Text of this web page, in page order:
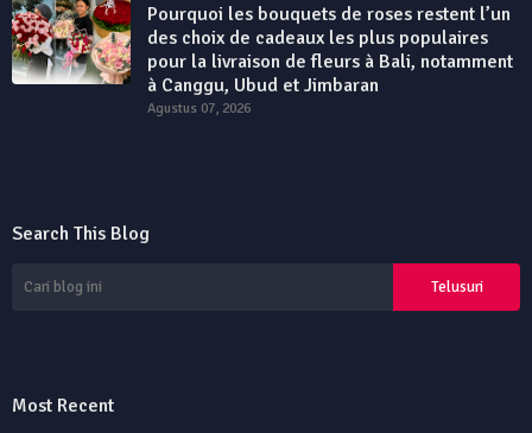
Pourquoi les bouquets de roses restent l’un
des choix de cadeaux les plus populaires
pour la livraison de fleurs à Bali, notamment
à Canggu, Ubud et Jimbaran
Agustus 07, 2026
Search This Blog
Most Recent